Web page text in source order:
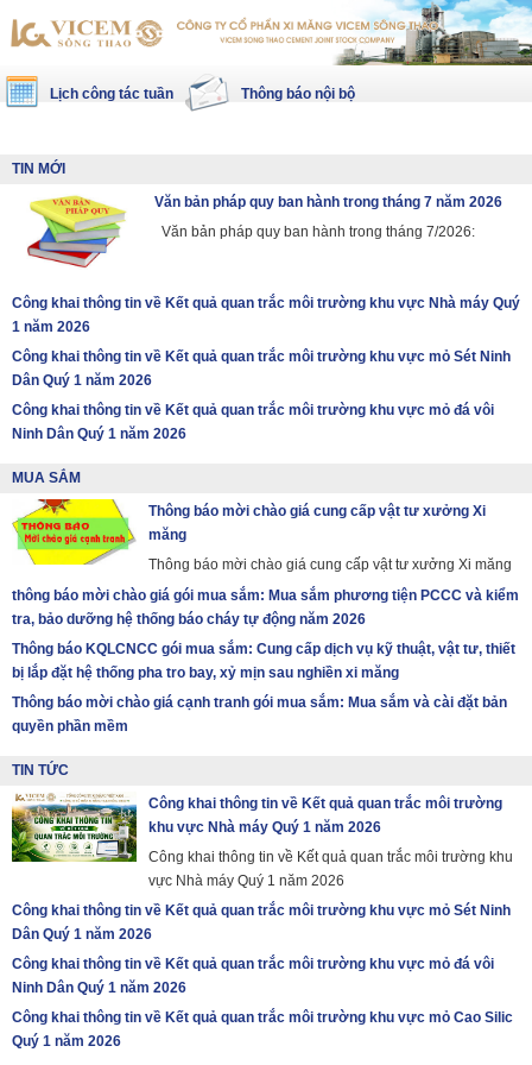
Lịch công tác tuần Thông báo nội bộ
TIN MỚI
Văn bản pháp quy ban hành trong tháng 7 năm 2026
Văn bản pháp quy ban hành trong tháng 7/2026:
Công khai thông tin về Kết quả quan trắc môi trường khu vực Nhà máy Quý
1 năm 2026
Công khai thông tin về Kết quả quan trắc môi trường khu vực mỏ Sét Ninh
Dân Quý 1 năm 2026
Công khai thông tin về Kết quả quan trắc môi trường khu vực mỏ đá vôi
Ninh Dân Quý 1 năm 2026
MUA SẮM
Thông báo mời chào giá cung cấp vật tư xưởng Xi
măng
Thông báo mời chào giá cung cấp vật tư xưởng Xi măng
thông báo mời chào giá gói mua sắm: Mua sắm phương tiện PCCC và kiểm
tra, bảo dưỡng hệ thống báo cháy tự động năm 2026
Thông báo KQLCNCC gói mua sắm: Cung cấp dịch vụ kỹ thuật, vật tư, thiết
bị lắp đặt hệ thống pha tro bay, xỷ mịn sau nghiền xi măng
Thông báo mời chào giá cạnh tranh gói mua sắm: Mua sắm và cài đặt bản
quyền phần mềm
TIN TỨC
Công khai thông tin về Kết quả quan trắc môi trường
khu vực Nhà máy Quý 1 năm 2026
Công khai thông tin về Kết quả quan trắc môi trường khu
vực Nhà máy Quý 1 năm 2026
Công khai thông tin về Kết quả quan trắc môi trường khu vực mỏ Sét Ninh
Dân Quý 1 năm 2026
Công khai thông tin về Kết quả quan trắc môi trường khu vực mỏ đá vôi
Ninh Dân Quý 1 năm 2026
Công khai thông tin về Kết quả quan trắc môi trường khu vực mỏ Cao Silic
Quý 1 năm 2026